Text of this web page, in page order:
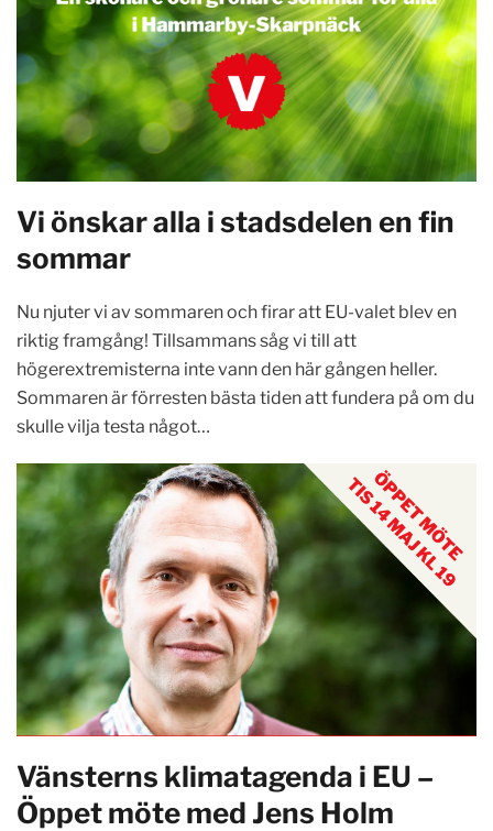
Vi önskar alla i stadsdelen en fin
sommar
Nu njuter vi av sommaren och firar att EU-valet blev en
riktig framgång! Tillsammans såg vi till att
högerextremisterna inte vann den här gången heller.
Sommaren är förresten bästa tiden att fundera på om du
skulle vilja testa något…
Vänsterns klimatagenda i EU –
Öppet möte med Jens Holm